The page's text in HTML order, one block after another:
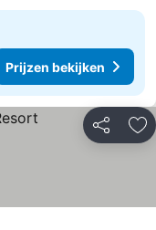
Prijzen bekijken
Delen